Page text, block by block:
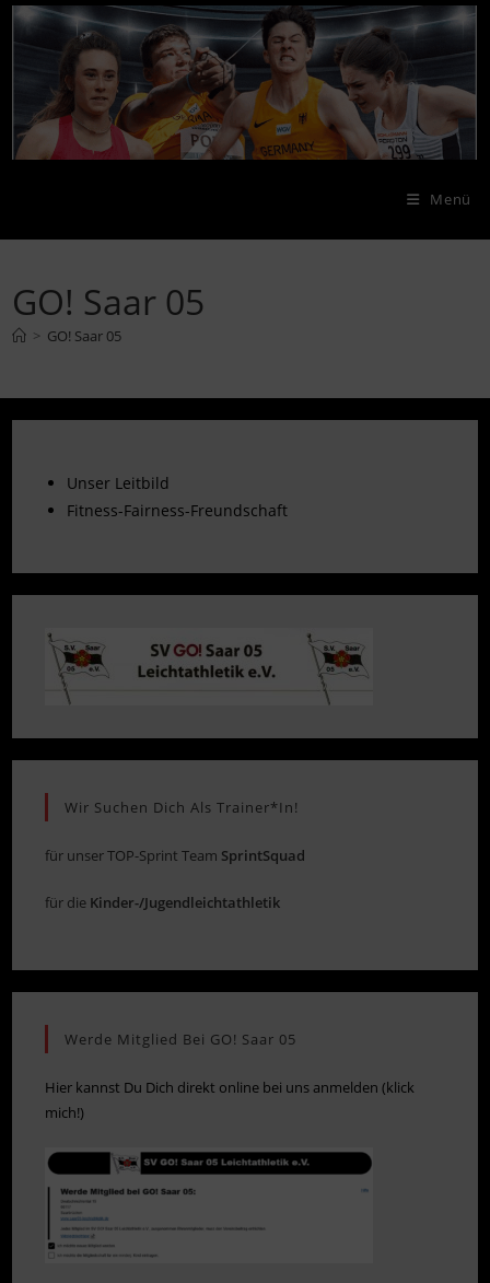
Menü
GO! Saar 05
> GO! Saar 05
Unser Leitbild
Fitness-Fairness-Freundschaft
Wir Suchen Dich Als Trainer*in!
für unser TOP-Sprint Team SprintSquad
für die Kinder-/Jugendleichtathletik
Werde Mitglied Bei GO! Saar 05
Hier kannst Du Dich direkt online bei uns anmelden (klick
mich!)